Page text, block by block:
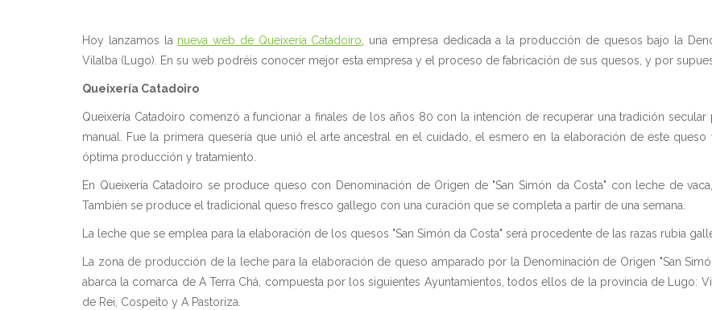
Hoy lanzamos la nueva web de Queixería Catadoiro , una empresa dedicada a la producción de quesos bajo la
Vilalba (Lugo). En su web podréis conocer mejor esta empresa y el proceso de fabricación de sus quesos, y por
Queixería Catadoiro
Queixería Catadoiro comenzó a funcionar a finales de los años 80 con la intención de recuperar una tradición
manual. Fue la primera quesería que unió el arte ancestral en el cuidado, el esmero en la elaboración de este
óptima producción y tratamiento.
En Queixería Catadoiro se produce queso con Denominación de Origen de "San Simón da Costa" con leche de
También se produce el tradicional queso fresco gallego con una curación que se completa a partir de una semana.
La leche que se emplea para la elaboración de los quesos "San Simón da Costa" será procedente de las razas rubia
La zona de producción de la leche para la elaboración de queso amparado por la Denominación de Origen "San
abarca la comarca de A Terra Chá, compuesta por los siguientes Ayuntamientos, todos ellos de la provincia de Lugo:
de Rei, Cospeito y A Pastoriza.